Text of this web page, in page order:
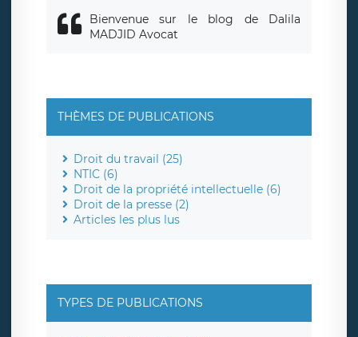
Bienvenue sur le blog de Dalila
MADJID Avocat
THÈMES DE PUBLICATIONS
Droit du travail (25)
NTIC (6)
Droit de la propriété intellectuelle (6)
Droit de la presse (2)
Articles les plus lus
TYPES DE PUBLICATIONS